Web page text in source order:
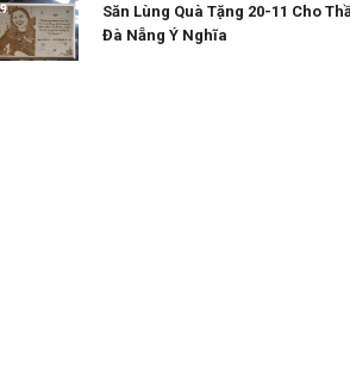
Săn Lùng Quà Tặng 20-11 Cho
Đà Nẵng Ý Nghĩa